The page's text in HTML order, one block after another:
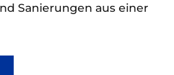
Sanierungen aus einer